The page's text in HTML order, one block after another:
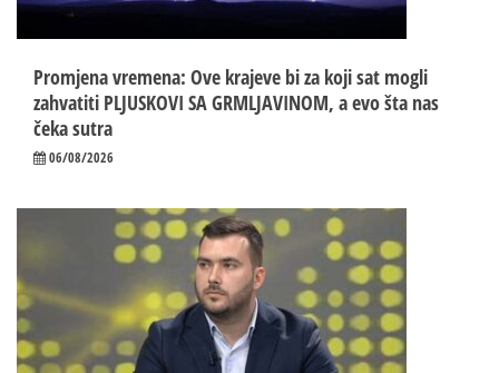
Promjena vremena: Ove krajeve bi za koji sat mogli
zahvatiti PLJUSKOVI SA GRMLJAVINOM, a evo šta nas
čeka sutra
06/08/2026